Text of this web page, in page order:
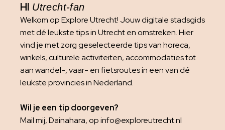
HI Utrecht-fan
Welkom op Explore Utrecht! Jouw digitale stadsgids
met dé leukste tips in Utrecht en omstreken. Hier
vind je met zorg geselecteerde tips van horeca,
winkels, culturele activiteiten, accommodaties tot
aan wandel-, vaar- en fietsroutes in een van dé
leukste provincies in Nederland.
Wil je een tip doorgeven?
Mail mij, Dainahara, op info@exploreutrecht.nl